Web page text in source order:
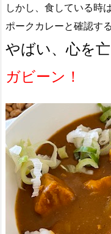
しかし、食している時
ポークカレーと確認す
やばい、心を
ガビーン！